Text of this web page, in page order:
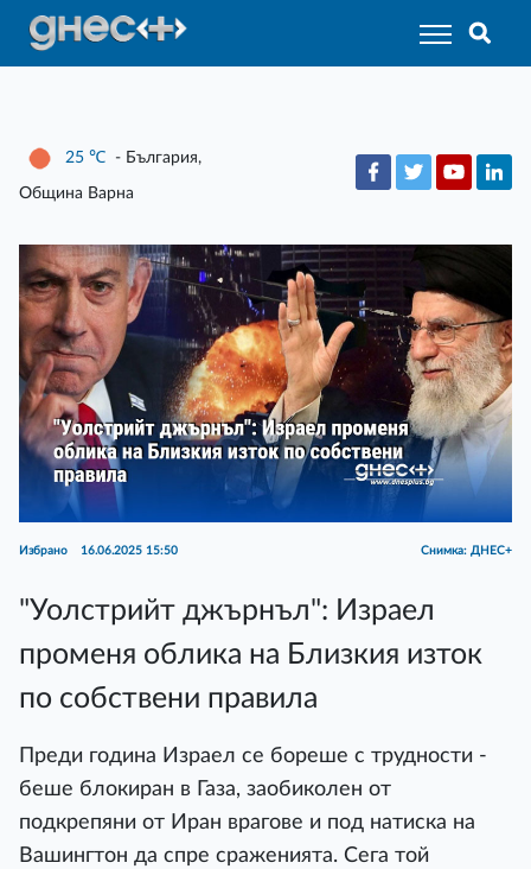
25 ℃ - България,
Община Варна
Избрано 16.06.2025 15:50 Снимка: ДНЕС+
"Уолстрийт джърнъл": Израел
променя облика на Близкия изток
по собствени правила
Преди година Израел се бореше с трудности -
беше блокиран в Газа, заобиколен от
подкрепяни от Иран врагове и под натиска на
Вашингтон да спре сраженията. Сега той